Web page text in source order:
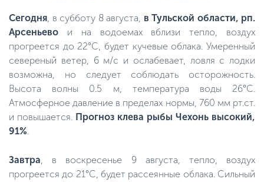
Сегодня, в субботу 8 августа, в Тульской области, рп.
Арсеньево и на водоемах вблизи тепло, воздух
прогреется до 22°C, будет кучевые облака. Умеренный
севереный ветер, 6 м/с и ослабевает, ловля с лодки
возможна, но следует соблюдать осторожность.
Высота волны 0.5 м, температура воды 26°C.
Атмосферное давление в пределах нормы, 760 мм рт.ст.
и повышается. Прогноз клева рыбы Чехонь высокий,
91%.
Завтра, в воскресенье 9 августа, тепло, воздух
прогреется до 21°C, будет рассеянные облака. Сильный